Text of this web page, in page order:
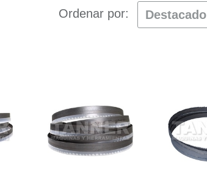
Ordenar por: Destacado